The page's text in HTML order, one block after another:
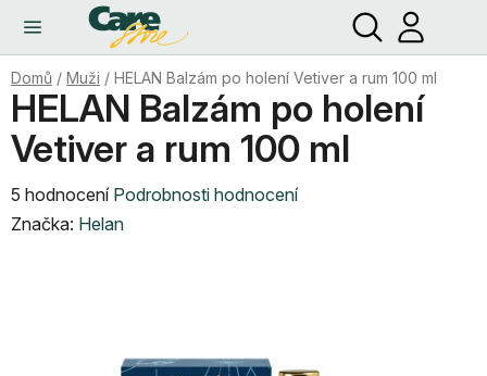
obsah
Hledat
Domů / Muži / HELAN Balzám po holení Vetiver a rum 100 ml
HELAN Balzám po holení
Vetiver a rum 100 ml
Průměrné
hodnocení
5 hodnocení Podrobnosti hodnocení
Značka: Helan